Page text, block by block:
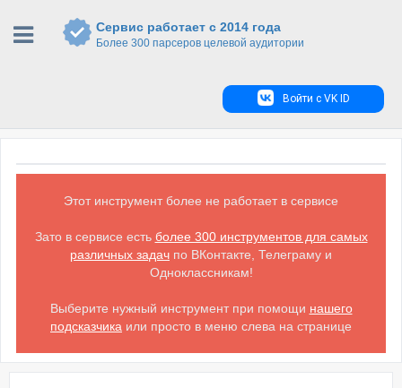
Сервис работает с 2014 года
Более 300 парсеров целевой аудитории
Войти с VK ID
Этот инструмент более не работает в сервисе
Зато в сервисе есть более 300 инструментов для самых
различных задач по ВКонтакте, Телеграму и
Одноклассникам!
Выберите нужный инструмент при помощи нашего
подсказчика или просто в меню слева на странице